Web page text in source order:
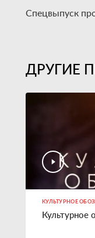
Спецвыпуск
ДРУГИЕ
КУЛЬТУРНОЕ
Культурное